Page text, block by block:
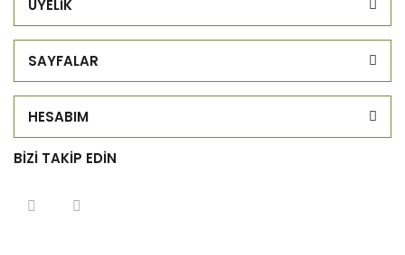
ÜYELİK
SAYFALAR
HESABIM
BİZİ TAKİP EDİN